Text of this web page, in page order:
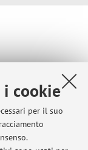
cookie
per il suo
mappa